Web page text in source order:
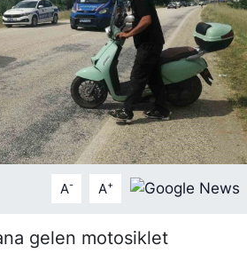
A- A+
gelen motosiklet